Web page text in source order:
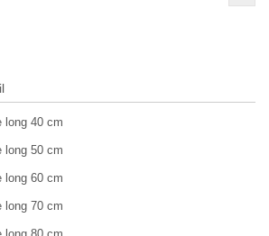
long 40 cm
long 50 cm
long 60 cm
long 70 cm